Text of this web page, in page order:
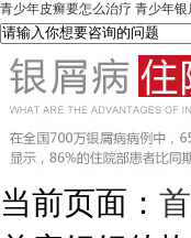
青少年皮癣要怎么治疗 青少年银
当前页面：